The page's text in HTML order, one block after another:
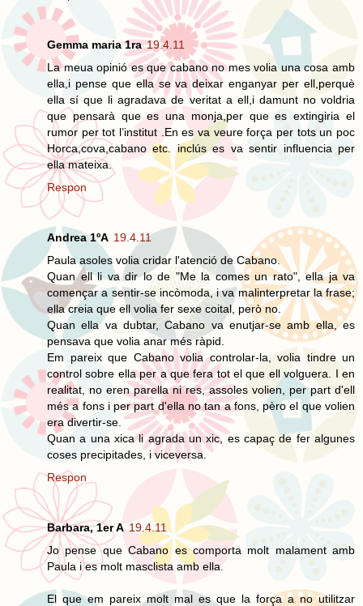
Gemma maria 1ra 19.4.11
La meua opinió es que cabano no mes volia una cosa amb
ella,i pense que ella se va deixar enganyar per ell,perquè
ella sí que li agradava de veritat a ell,i damunt no voldria
que pensarà que es una monja,per que es extingiria el
rumor per tot l’institut .En es va veure força per tots un poc
Horca,cova,cabano etc. inclús es va sentir influencia per
ella mateixa.
Respon
Andrea 1ºA 19.4.11
Paula asoles volia cridar l'atenció de Cabano.
Quan ell li va dir lo de "Me la comes un rato", ella ja va
començar a sentir-se incòmoda, i va malinterpretar la frase;
ella creia que ell volia fer sexe coital, però no.
Quan ella va dubtar, Cabano va enutjar-se amb ella, es
pensava que volia anar més ràpid.
Em pareix que Cabano volia controlar-la, volia tindre un
control sobre ella per a que fera tot el que ell volguera. I en
realitat, no eren parella ni res, assoles volien, per part d'ell
més a fons i per part d'ella no tan a fons, pèro el que volien
era divertir-se.
Quan a una xica li agrada un xic, es capaç de fer algunes
coses precipitades, i viceversa.
Respon
Barbara, 1er A 19.4.11
Jo pense que Cabano es comporta molt malament amb
Paula i es molt masclista amb ella.
El que em pareix molt mal es que la força a no utilitzar